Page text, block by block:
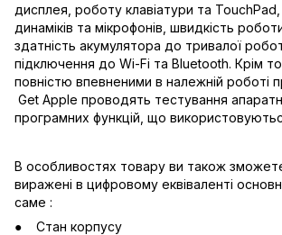
дисплея, роботу клавіатури та TouchPad,
динаміків та мікрофонів, швидкість
здатність акумулятора до тривалої
підключення до Wi-Fi та Bluetooth. Крім
повністю впевненими в належній роботі
Get Apple проводять тестування
програмних функцій, що
В особливостях товару ви також
виражені в цифровому еквіваленті
саме :
Стан корпусу